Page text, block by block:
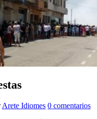
Arete Idiomes 0 comentarios